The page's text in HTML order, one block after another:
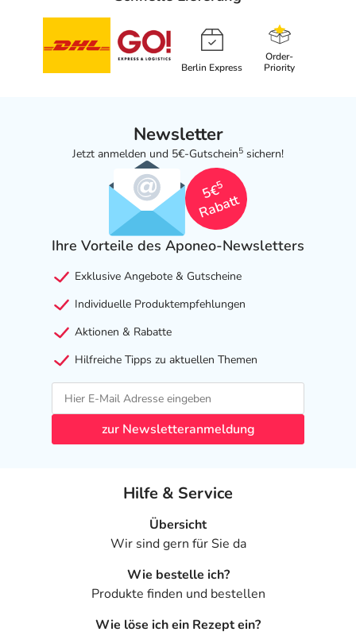
Berlin Express
Order-
Priority
Newsletter
Jetzt anmelden und 5€-Gutschein5 sichern!
5€
5
Rabatt
Ihre Vorteile des Aponeo-Newsletters
Exklusive Angebote & Gutscheine
Individuelle Produktempfehlungen
Aktionen & Rabatte
Hilfreiche Tipps zu aktuellen Themen
zur Newsletteranmeldung
Hilfe & Service
Übersicht
Wir sind gern für Sie da
Wie bestelle ich?
Produkte finden und bestellen
Wie löse ich ein Rezept ein?